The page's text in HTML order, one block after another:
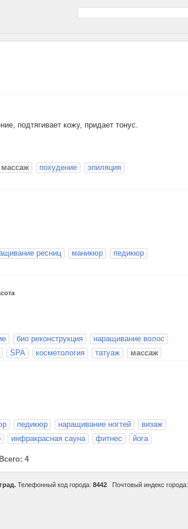
подтягивает кожу, придает тонус.
массаж похудение эпиляция
ресниц маникюр
педикюр
био реконструкция
наращивание волос
SPA косметология татуаж массаж
педикюр наращивание ногтей
визаж
инфракрасная сауна фитнес
йога
Всего: 4
Телефонный код города: 8442 Почтовый индекс города: